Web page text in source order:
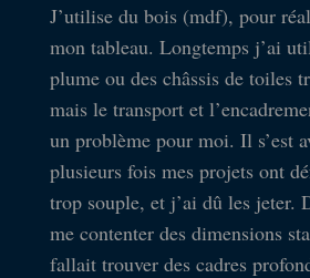
J’utilise du bois (mdf), pour
mon tableau. Longtemps j’ai
plume ou des châssis de toiles
mais le transport et
un problème pour moi. Il s’est
plusieurs fois mes projets ont
trop souple, et j’ai dû les jeter.
me contenter des dimensions
fallait trouver des cadres